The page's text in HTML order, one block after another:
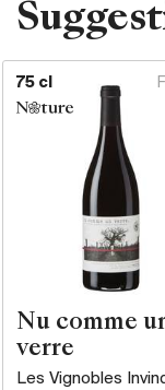
75 cl
Nu comme
verre
Les Vignobles